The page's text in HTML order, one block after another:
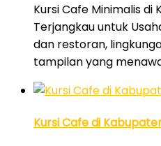
Kursi Cafe Minimalis di
Terjangkau untuk
dan restoran,
tampilan yang
Kursi Cafe di